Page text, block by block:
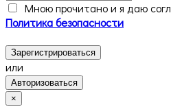
Мною прочитано и я даю
Политика безопасности
Зарегистрироваться
или
Авторизоваться
×